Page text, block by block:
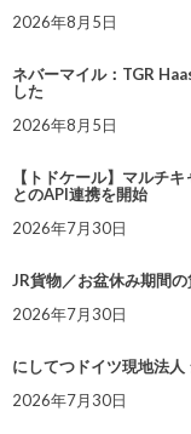
2026年8月5日
ネバーマイル：TGR
した
2026年8月5日
【トドケール】マルチ
とのAPI連携を開始
2026年7月30日
JR貨物／お盆休み期間
2026年7月30日
にしてつドイツ現地法
2026年7月30日